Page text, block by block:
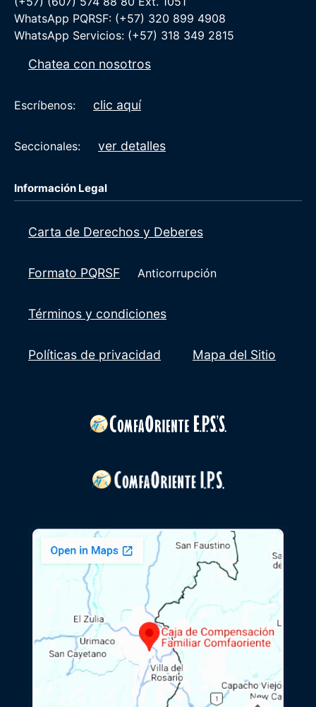
WhatsApp PQRSF: (+57) 320 899 4908
WhatsApp Servicios: (+57) 318 349 2815
Chatea con nosotros
Escríbenos: clic aquí
Seccionales: ver detalles
Información Legal
Carta de Derechos y Deberes
Formato PQRSF Anticorrupción
Términos y condiciones
Políticas de privacidad Mapa del Sitio